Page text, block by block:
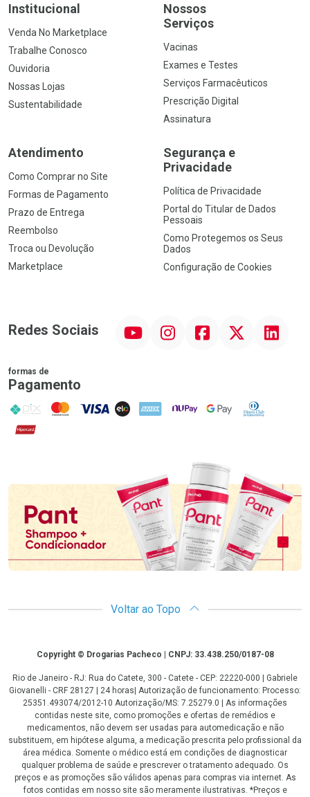
Institucional
Venda No Marketplace
Trabalhe Conosco
Ouvidoria
Nossas Lojas
Sustentabilidade
Nossos
Serviços
Vacinas
Exames e Testes
Serviços Farmacêuticos
Prescrição Digital
Assinatura
Atendimento
Como Comprar no Site
Formas de Pagamento
Prazo de Entrega
Reembolso
Troca ou Devolução
Marketplace
Segurança e
Privacidade
Política de Privacidade
Portal do Titular de Dados
Pessoais
Como Protegemos os Seus
Dados
Configuração de Cookies
Redes Sociais InstagramFacebook Linkedin
formas de
Pagamento
PIX MasterCard
VISA ELO AMEX NuPay Google PayDiners Club
Hipercard
Promoção em Destaque
Voltar ao Topo
CopyrightCopyright © Drogarias Pacheco | CNPJ: 33.438.250/0187-08
Rio de Janeiro - RJ: Rua do Catete, 300 - Catete - CEP: 22220-000 | Gabriele
Giovanelli - CRF 28127 | 24 horas| Autorização de funcionamento: Processo:
25351.493074/2012-10 Autorização/MS: 7.25279.0 | As informações
contidas neste site, como promoções e ofertas de remédios e
medicamentos, não devem ser usadas para automedicação e não
substituem, em hipótese alguma, a medicação prescrita pelo profissional da
área médica. Somente o médico está em condições de diagnosticar
qualquer problema de saúde e prescrever o tratamento adequado. Os
preços e as promoções são válidos apenas para compras via internet. As
fotos contidas em nosso site são meramente ilustrativas. *Preços e